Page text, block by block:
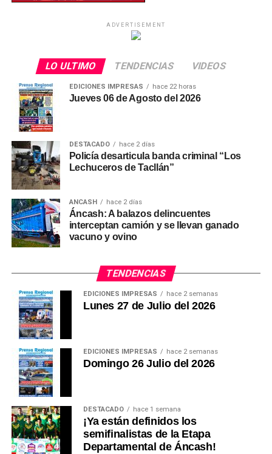
ADVERTISEMENT
LO ULTIMO TENDENCIAS VIDEOS
EDICIONES IMPRESAS hace 22 horas
Jueves 06 de Agosto del 2026
DESTACADO hace 2 días
Policía desarticula banda criminal “Los
Lechuceros de Tacllán”
ANCASH hace 2 días
Áncash: A balazos delincuentes
interceptan camión y se llevan ganado
vacuno y ovino
TENDENCIAS
EDICIONES IMPRESAS hace 2 semanas
Lunes 27 de Julio del 2026
EDICIONES IMPRESAS hace 2 semanas
Domingo 26 Julio del 2026
DESTACADO hace 1 semana
¡Ya están definidos los
semifinalistas de la Etapa
Departamental de Áncash!